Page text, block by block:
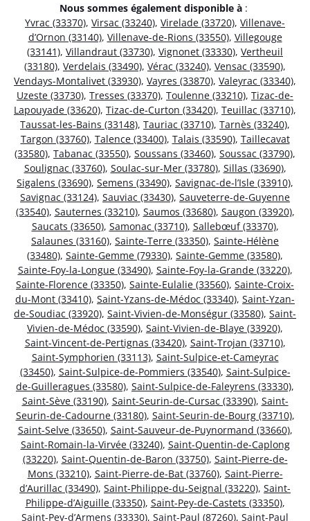
Nous sommes également disponible à :
Yvrac (33370), Virsac (33240), Virelade (33720), Villenave-
d’Ornon (33140), Villenave-de-Rions (33550), Villegouge
(33141), Villandraut (33730), Vignonet (33330), Vertheuil
(33180), Verdelais (33490), Vérac (33240), Vensac (33590),
Vendays-Montalivet (33930), Vayres (33870), Valeyrac (33340),
Uzeste (33730), Tresses (33370), Toulenne (33210), Tizac-de-
Lapouyade (33620), Tizac-de-Curton (33420), Teuillac (33710),
Taussat-les-Bains (33148), Tauriac (33710), Tarnès (33240),
Targon (33760), Talence (33400), Talais (33590), Taillecavat
(33580), Tabanac (33550), Soussans (33460), Soussac (33790),
Soulignac (33760), Soulac-sur-Mer (33780), Sillas (33690),
Sigalens (33690), Semens (33490), Savignac-de-l’Isle (33910),
Savignac (33124), Sauviac (33430), Sauveterre-de-Guyenne
(33540), Sauternes (33210), Saumos (33680), Saugon (33920),
Saucats (33650), Samonac (33710), Sallebœuf (33370),
Salaunes (33160), Sainte-Terre (33350), Sainte-Hélène
(33480), Sainte-Gemme (79330), Sainte-Gemme (33580),
Sainte-Foy-la-Longue (33490), Sainte-Foy-la-Grande (33220),
Sainte-Florence (33350), Sainte-Eulalie (33560), Sainte-Croix-
du-Mont (33410), Saint-Yzans-de-Médoc (33340), Saint-Yzan-
de-Soudiac (33920), Saint-Vivien-de-Monségur (33580), Saint-
Vivien-de-Médoc (33590), Saint-Vivien-de-Blaye (33920),
Saint-Vincent-de-Pertignas (33420), Saint-Trojan (33710),
Saint-Symphorien (33113), Saint-Sulpice-et-Cameyrac
(33450), Saint-Sulpice-de-Pommiers (33540), Saint-Sulpice-
de-Guilleragues (33580), Saint-Sulpice-de-Faleyrens (33330),
Saint-Sève (33190), Saint-Seurin-de-Cursac (33390), Saint-
Seurin-de-Cadourne (33180), Saint-Seurin-de-Bourg (33710),
Saint-Selve (33650), Saint-Sauveur-de-Puynormand (33660),
Saint-Romain-la-Virvée (33240), Saint-Quentin-de-Caplong
(33220), Saint-Quentin-de-Baron (33750), Saint-Pierre-de-
Mons (33210), Saint-Pierre-de-Bat (33760), Saint-Pierre-
d’Aurillac (33490), Saint-Philippe-du-Seignal (33220), Saint-
Philippe-d’Aiguille (33350), Saint-Pey-de-Castets (33350),
Saint-Pey-d’Armens (33330), Saint-Paul (87260), Saint-Paul